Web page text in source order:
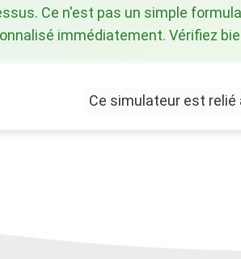
Ce n'est pas un simple
immédiatement. Vérifiez
Ce simulateur est relié